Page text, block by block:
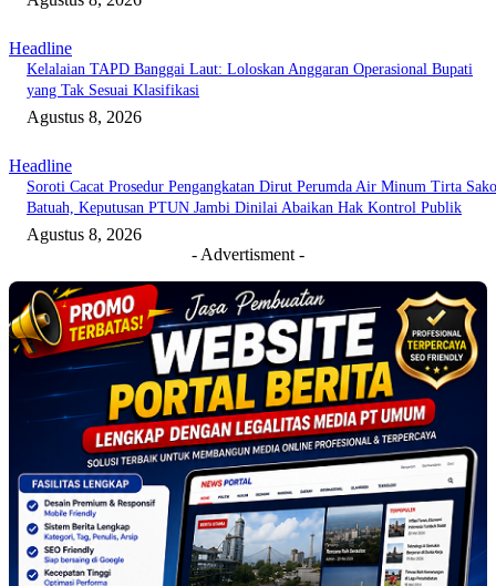
Headline
Kelalaian TAPD Banggai Laut: Loloskan Anggaran Operasional Bupati
yang Tak Sesuai Klasifikasi
Agustus 8, 2026
Headline
Soroti Cacat Prosedur Pengangkatan Dirut Perumda Air Minum Tirta Sako
Batuah, Keputusan PTUN Jambi Dinilai Abaikan Hak Kontrol Publik
Agustus 8, 2026
- Advertisment -